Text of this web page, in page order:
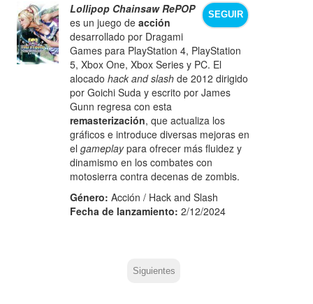
SEGUIR
Lollipop Chainsaw RePOP
es un juego deacción
desarrollado por Dragami
Games para PlayStation 4, PlayStation
5, Xbox One, Xbox Series y PC. El
alocadohack and slash de 2012 dirigido
por Goichi Suda y escrito por James
Gunn regresa con esta
remasterización, que actualiza los
gráficos e introduce diversas mejoras en
elgameplaypara ofrecer más fluidez y
dinamismo en los combates con
motosierra contra decenas de zombis.
Género: Acción / Hack and Slash
Fecha de lanzamiento: 2/12/2024
Siguientes